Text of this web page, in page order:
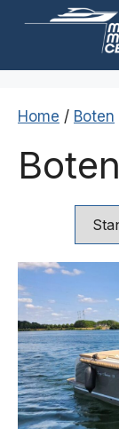
Home / Boten
Boten